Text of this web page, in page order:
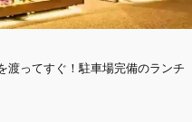
渡ってすぐ！駐車場完備のランチ